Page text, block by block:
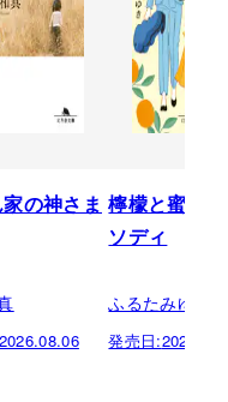
の神さま
2026.08.06
檸檬と蜜柑
ソディ
ふるたみゆき
発売日: